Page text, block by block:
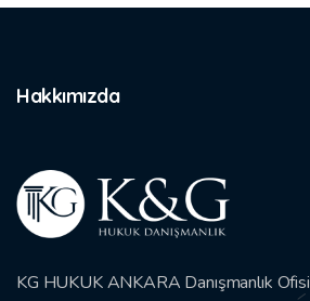
Hakkımızda
KG HUKUK ANKARA Danışmanlık Ofisi